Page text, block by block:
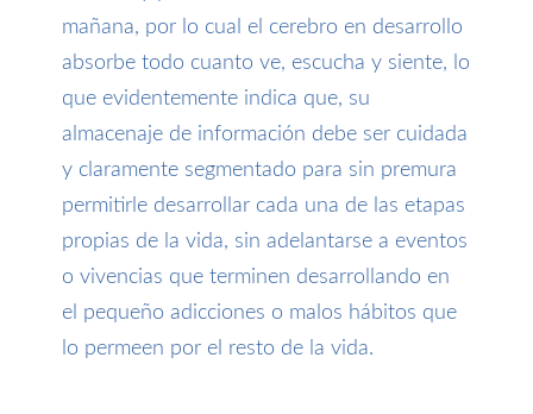
mañana, por lo cual el cerebro en desarrollo
absorbe todo cuanto ve, escucha y siente, lo
que evidentemente indica que, su
almacenaje de información debe ser cuidada
y claramente segmentado para sin premura
permitirle desarrollar cada una de las etapas
propias de la vida, sin adelantarse a eventos
o vivencias que terminen desarrollando en
el pequeño adicciones o malos hábitos que
lo permeen por el resto de la vida.